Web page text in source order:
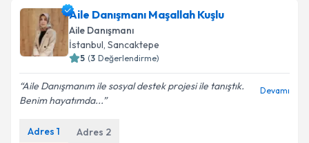
Takvim Talebini Gönder
Aile Danışmanı Oğuzhan Polatiçin randevu takvimi
talebi oluşturun. Size bu uzmandan randevu almanız
için bir takvim hazırlandığında e-posta ile
bilgilendireceğiz.
E-posta Adresiniz
Aile Danışmanı Maşallah Kuşlu
Aile Danışmanı
İstanbul, Sancaktepe
5 (3 Değerlendirme)
Aile Danışmanım ile sosyal destek projesi ile tanıştık.
Benim hayatımda...
Devamı
Adres 1 Adres 2